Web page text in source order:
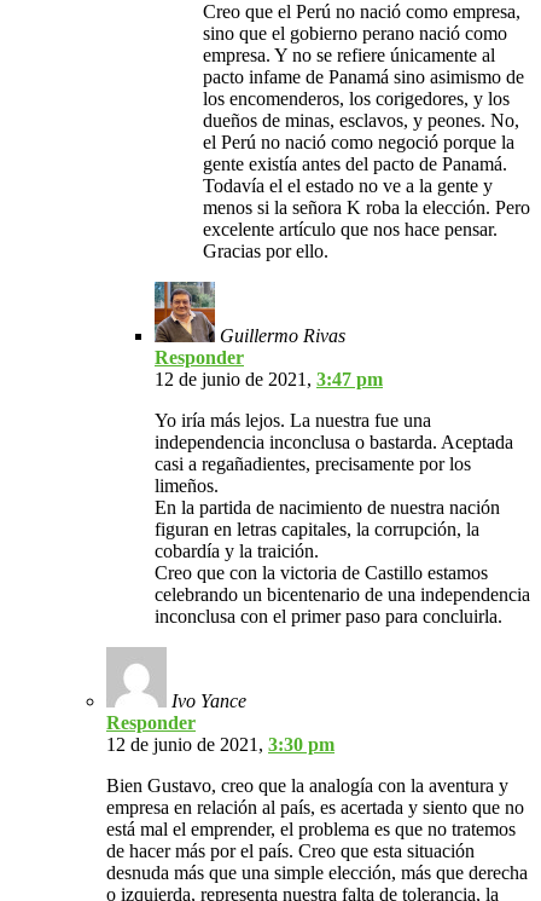
Creo que el Perú no nació como empresa,
sino que el gobierno perano nació como
empresa. Y no se refiere únicamente al
pacto infame de Panamá sino asimismo de
los encomenderos, los corigedores, y los
dueños de minas, esclavos, y peones. No,
el Perú no nació como negoció porque la
gente existía antes del pacto de Panamá.
Todavía el el estado no ve a la gente y
menos si la señora K roba la elección. Pero
excelente artículo que nos hace pensar.
Gracias por ello.
Guillermo Rivas
Responder
12 de junio de 2021, 3:47 pm
Yo iría más lejos. La nuestra fue una
independencia inconclusa o bastarda. Aceptada
casi a regañadientes, precisamente por los
limeños.
En la partida de nacimiento de nuestra nación
figuran en letras capitales, la corrupción, la
cobardía y la traición.
Creo que con la victoria de Castillo estamos
celebrando un bicentenario de una independencia
inconclusa con el primer paso para concluirla.
Ivo Yance
Responder
12 de junio de 2021, 3:30 pm
Bien Gustavo, creo que la analogía con la aventura y
empresa en relación al país, es acertada y siento que no
está mal el emprender, el problema es que no tratemos
de hacer más por el país. Creo que esta situación
desnuda más que una simple elección, más que derecha
o izquierda, representa nuestra falta de tolerancia, la